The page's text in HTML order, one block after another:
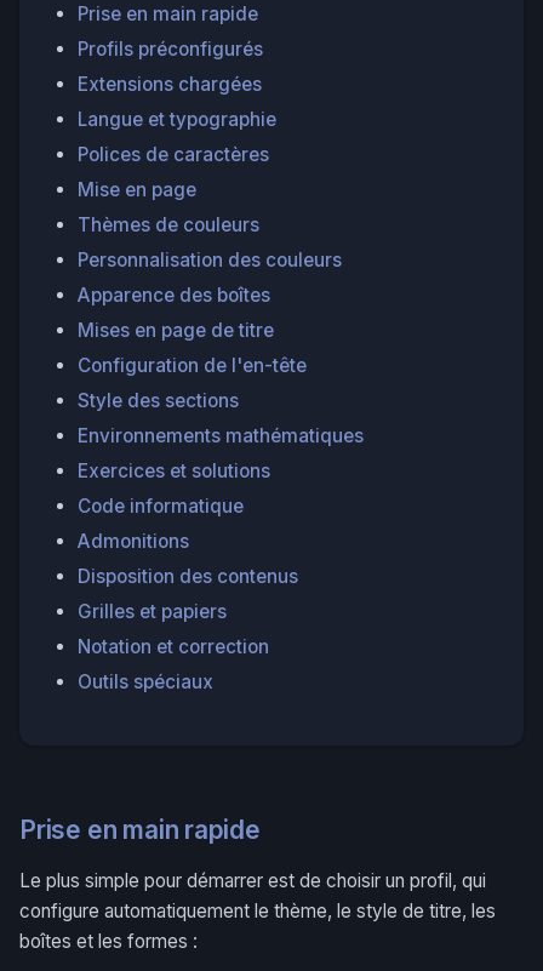
Prise en main rapide
Profils préconfigurés
Extensions chargées
Langue et typographie
Polices de caractères
Mise en page
Thèmes de couleurs
Personnalisation des couleurs
Apparence des boîtes
Mises en page de titre
Configuration de l'en-tête
Style des sections
Environnements mathématiques
Exercices et solutions
Code informatique
Admonitions
Disposition des contenus
Grilles et papiers
Notation et correction
Outils spéciaux
Prise en main rapide
Le plus simple pour démarrer est de choisir un profil, qui
configure automatiquement le thème, le style de titre, les
boîtes et les formes :